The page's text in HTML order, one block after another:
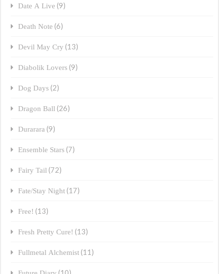
Date A Live (9)
Death Note (6)
Devil May Cry (13)
Diabolik Lovers (9)
Dog Days (2)
Dragon Ball (26)
Durarara (9)
Ensemble Stars (7)
Fairy Tail (72)
Fate/Stay Night (17)
Free! (13)
Fresh Pretty Cure! (13)
Fullmetal Alchemist (11)